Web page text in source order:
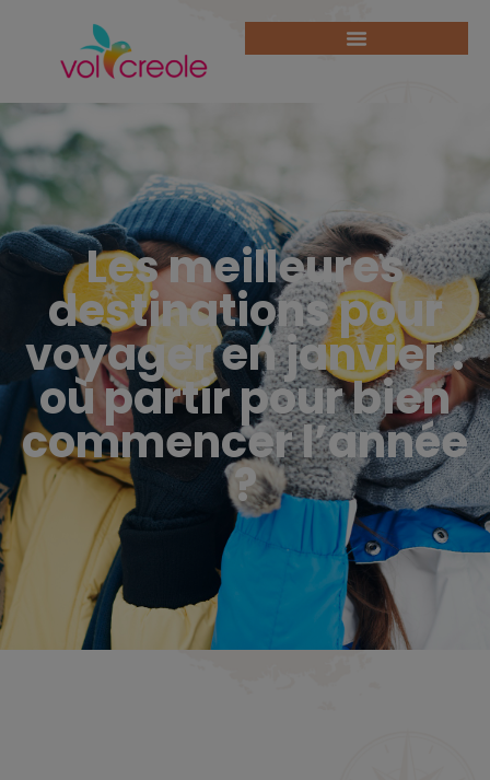
Les meilleures
destinations pour
voyager en janvier :
où partir pour bien
commencer l’année
?